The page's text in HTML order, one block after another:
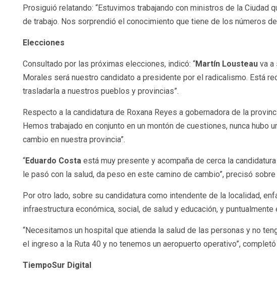
Prosiguió relatando: “Estuvimos trabajando con ministros de la
de trabajo. Nos sorprendió el conocimiento que tiene de los números
Elecciones
Consultado por las próximas elecciones, indicó: “Martín Lousteau va a
Morales será nuestro candidato a presidente por el radicalismo. Está
trasladarla a nuestros pueblos y provincias”.
Respecto a la candidatura de Roxana Reyes a gobernadora de la
Hemos trabajado en conjunto en un montón de cuestiones, nunca
cambio en nuestra provincia”.
“Eduardo Costa está muy presente y acompaña de cerca la
le pasó con la salud, da peso en este camino de cambio”, precisó
Por otro lado, sobre su candidatura como intendente de la localidad,
infraestructura económica, social, de salud y educación, y puntualmente
“Necesitamos un hospital que atienda la salud de las personas y no
el ingreso a la Ruta 40 y no tenemos un aeropuerto operativo”, completó
TiempoSur Digital